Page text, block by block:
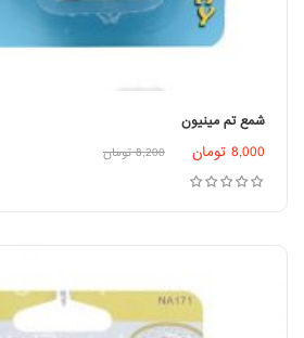
افزودن به سبد خرید
شمع تم مینیون
8,000 تومان 8,200 تومان